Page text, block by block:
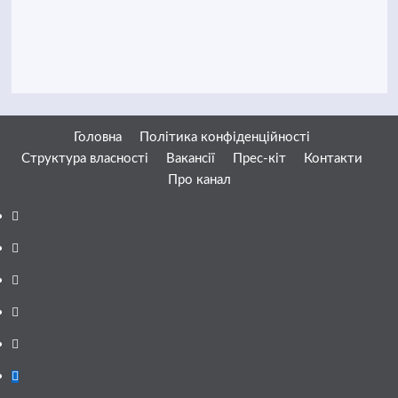
Головна
Політика конфіденційності
Структура власності
Вакансії Прес-кіт
Контакти
Про канал
Facebook
YouTube
Telegram
Instagram
Twitter
Google